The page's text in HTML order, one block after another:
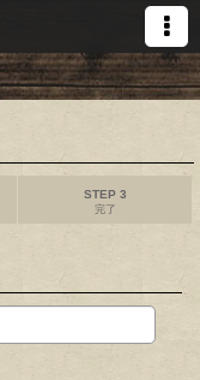
STEP 3
完了